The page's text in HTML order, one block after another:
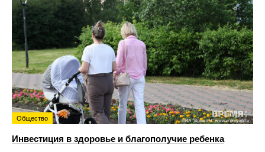
Общество
Инвестиция в здоровье и благополучие ребенка